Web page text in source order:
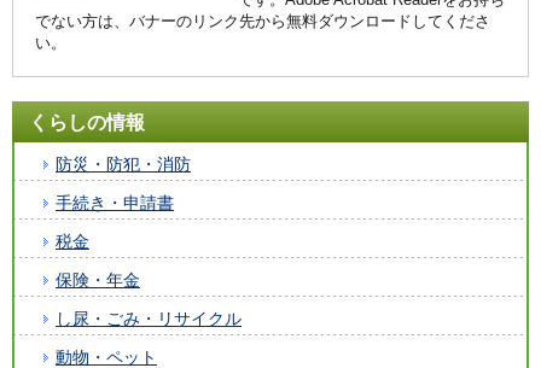
でない方は、バナーのリンク先から無料ダウンロードしてくださ
い。
くらしの情報
防災・防犯・消防
手続き・申請書
税金
保険・年金
し尿・ごみ・リサイクル
動物・ペット